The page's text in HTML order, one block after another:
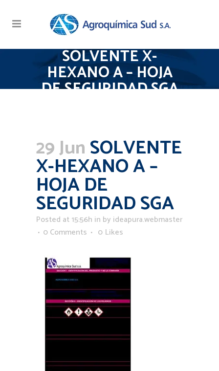
SOLVENTE X-
HEXANO A – HOJA
DE SEGURIDAD SGA
29 JunSOLVENTE
X-HEXANO A –
HOJA DE
SEGURIDAD SGA
Posted at 15:56h in by ideapura.webmaster
0 Comments
0 Likes